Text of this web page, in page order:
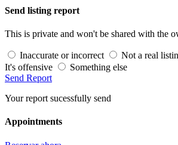
Send listing report
This is private and won't be shared with the
Inaccurate or incorrect Not a real
It's offensive
Something else
Send Report
Your report sucessfully send
Appointments